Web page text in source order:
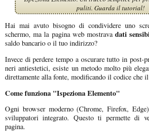
puliti. Guarda il tutorial!
Hai mai avuto bisogno di condividere uno
schermo, ma la pagina web mostrava dati
saldo bancario o il tuo indirizzo?
Invece di perdere tempo a oscurare tutto in post-
neri antiestetici, esiste un metodo molto più
direttamente alla fonte, modificando il codice che
Come funziona "Ispeziona Elemento"
Ogni browser moderno (Chrome, Firefox,
sviluppatori integrato. Questo ti permette di
pagina.